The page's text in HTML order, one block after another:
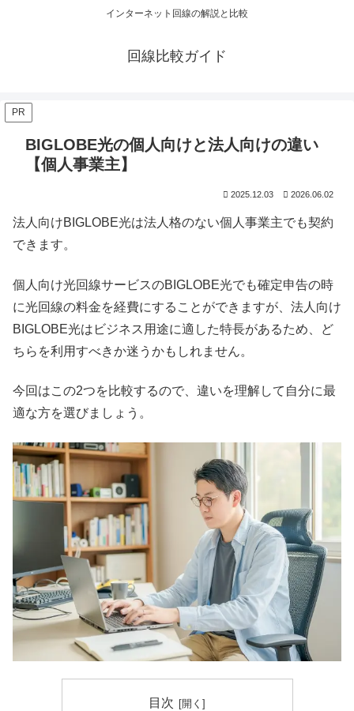
インターネット回線の解説と比較
回線比較ガイド
PR
BIGLOBE光の個人向けと法人向けの違い
【個人事業主】
2025.12.03 2026.06.02
法人向けBIGLOBE光は法人格のない個人事業主でも契約
できます。
個人向け光回線サービスのBIGLOBE光でも確定申告の時
に光回線の料金を経費にすることができますが、法人向け
BIGLOBE光はビジネス用途に適した特長があるため、ど
ちらを利用すべきか迷うかもしれません。
今回はこの2つを比較するので、違いを理解して自分に最
適な方を選びましょう。
目次